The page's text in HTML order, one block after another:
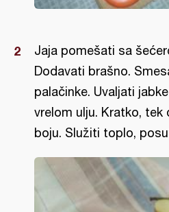
Jaja pomešati sa
Dodavati brašno.
palačinke. Uvaljati
vrelom ulju. Kratko, tek
boju. Služiti toplo,